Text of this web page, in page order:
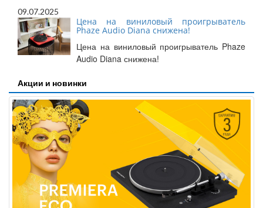
09.07.2025
Цена на виниловый проигрыватель
Phaze Audio Diana снижена!
Цена на виниловый проигрыватель Phaze
Audio Diana снижена!
Акции и новинки